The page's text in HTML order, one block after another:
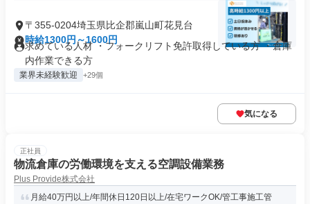
〒355-0204埼玉県比企郡嵐山町花見台
時給1300円～1600円
求めている人材 ・フォークリフト免許取得している方 ・倉庫
内作業できる方
業界未経験歓迎 +29個
気になる
正社員
物流倉庫の労働環境を支える空調設備業務
Plus Provide株式会社
月給40万円以上/年間休日120日以上/在宅ワークOK/管工事施工管